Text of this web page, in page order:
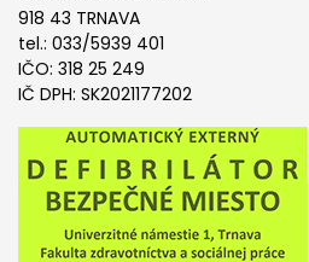
918 43 TRNAVA
tel.: 033/5939 401
IČO: 318 25 249
IČ DPH: SK2021177202